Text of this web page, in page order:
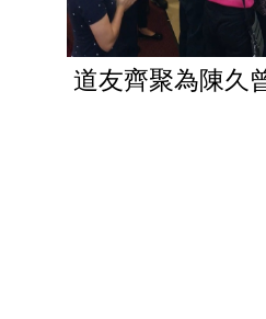
道友齊聚為陳久曾